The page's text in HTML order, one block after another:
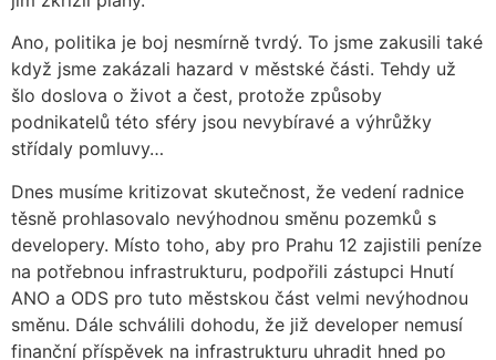
Ano, politika je boj nesmírně tvrdý. To jsme zakusili také
když jsme zakázali hazard v městské části. Tehdy už
šlo doslova o život a čest, protože způsoby
podnikatelů této sféry jsou nevybíravé a výhrůžky
střídaly pomluvy…
Dnes musíme kritizovat skutečnost, že vedení radnice
těsně prohlasovalo nevýhodnou směnu pozemků s
developery. Místo toho, aby pro Prahu 12 zajistili peníze
na potřebnou infrastrukturu, podpořili zástupci Hnutí
ANO a ODS pro tuto městskou část velmi nevýhodnou
směnu. Dále schválili dohodu, že již developer nemusí
finanční příspěvek na infrastrukturu uhradit hned po